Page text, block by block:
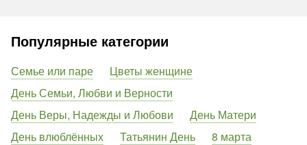
Популярные категории
Семье или паре
Цветы женщине
День Семьи, Любви и Верности
День Веры, Надежды и Любови
День Матери
День влюблённых
Татьянин День
8 марта